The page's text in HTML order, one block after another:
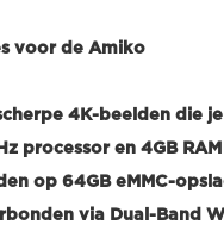
voor de Amiko
4K-beelden die je
processor en 4GB RAM
op 64GB eMMC-
via Dual-Band